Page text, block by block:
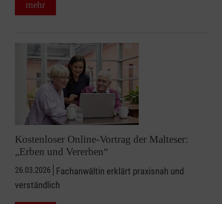
mehr
Kostenloser Online-Vortrag der Malteser:
„Erben und Vererben“
26.03.2026 Fachanwältin erklärt praxisnah und
verständlich